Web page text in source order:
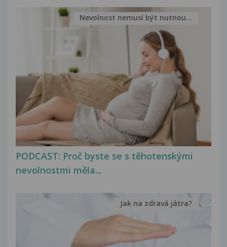
PODCAST: Proč byste se s těhotenskými
nevolnostmi měla...
Nevolnost nemusí být nutnou...
Jak na zdravá játra?